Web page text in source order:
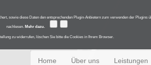
Home Über uns Leistungen
sowie diese Daten den entsprechenden Plugin-Anbietern zum verwenden der
nachlesen. Mehr dazu.
zu widerrufen, löschen Sie bitte die Cookies in Ihrem Browser.